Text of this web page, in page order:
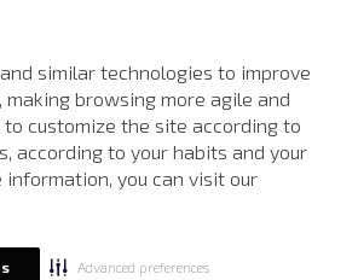
similar technologies to improve
making browsing more agile and
to customize the site according to
according to your habits and your
information, you can visit our
Advanced preferences